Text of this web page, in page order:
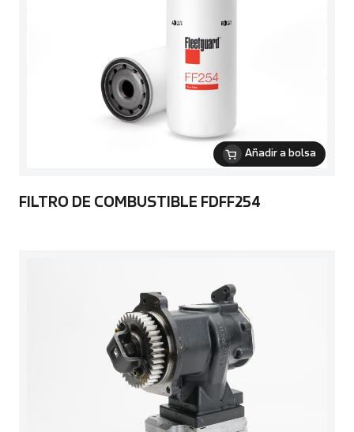
Añadir a bolsa
FILTRO DE COMBUSTIBLE FDFF254